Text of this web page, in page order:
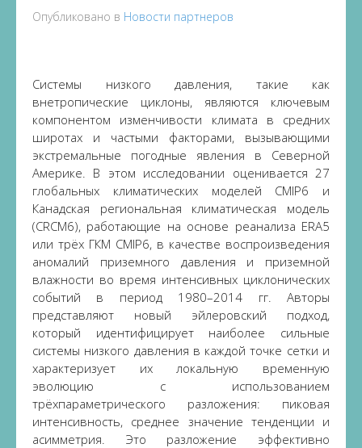
Опубликовано в Новости партнеров
Системы низкого давления, такие как
внетропические циклоны, являются ключевым
компонентом изменчивости климата в средних
широтах и ​​частыми факторами, вызывающими
экстремальные погодные явления в Северной
Америке. В этом исследовании оценивается 27
глобальных климатических моделей CMIP6 и
Канадская региональная климатическая модель
(CRCM6), работающие на основе реанализа ERA5
или трёх ГКМ CMIP6, в качестве воспроизведения
аномалий приземного давления и приземной
влажности во время интенсивных циклонических
событий в период 1980–2014 гг. Авторы
представляют новый эйлеровский подход,
который идентифицирует наиболее сильные
системы низкого давления в каждой точке сетки и
характеризует их локальную временную
эволюцию с использованием
трёхпараметрического разложения: пиковая
интенсивность, среднее значение тенденции и
асимметрия. Это разложение эффективно